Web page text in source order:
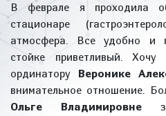
В феврале я проходила
стационаре
атмосфера. Все удобно и
стойке приветливый. Хочу
ординатору Веронике
внимательное отношение.
Ольге Владимировне